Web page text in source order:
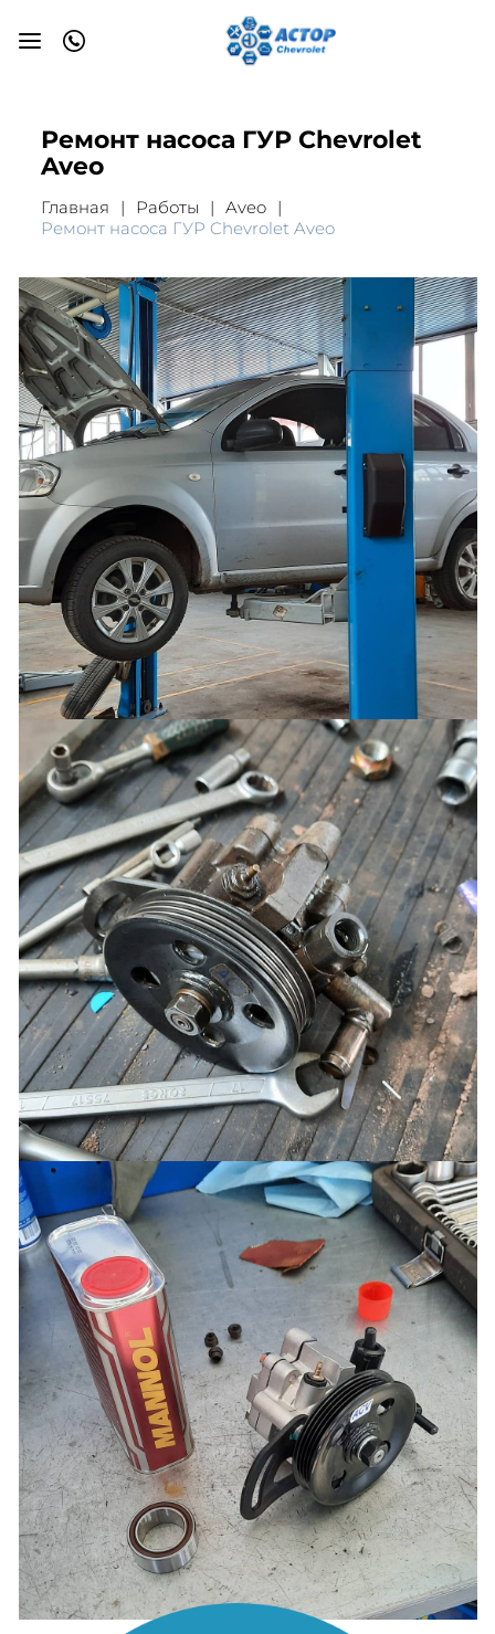
Ремонт насоса ГУР Chevrolet
Aveo
Главная Работы
Aveo
Ремонт насоса ГУР Chevrolet Aveo